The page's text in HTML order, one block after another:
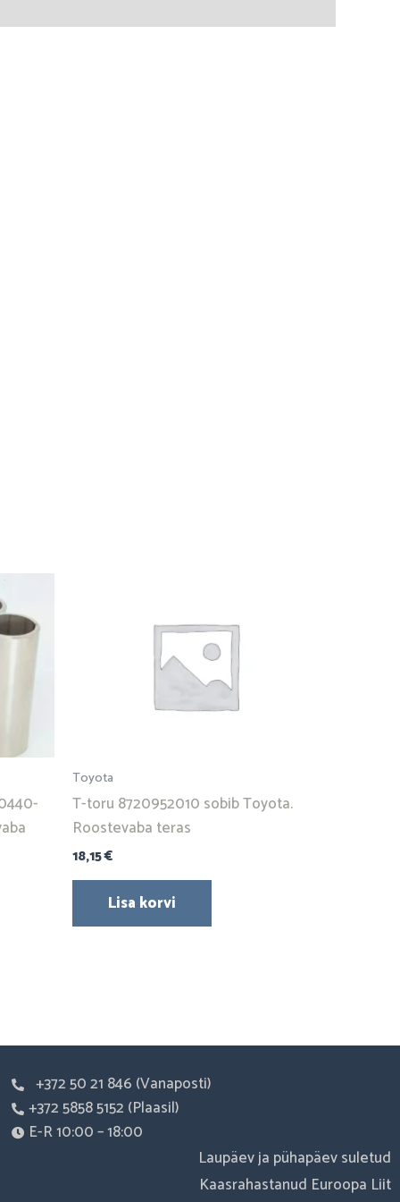
Toyota
T-toru 8720952010 sobib Toyota.
Roostevaba teras
18,15€
Lisa korvi
+372 50 21 846 (Vanaposti)
+372 5858 5152 (Plaasil)
E-R 10:00 – 18:00
Laupäev ja pühapäev suletud
Kaasrahastanud Euroopa Liit